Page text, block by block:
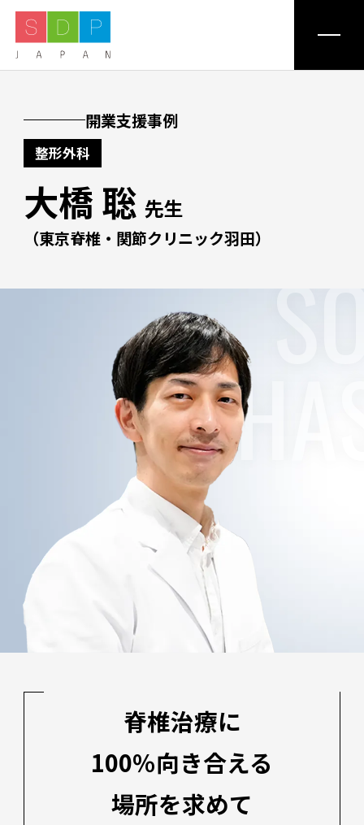
ミッション
事業紹介
トップメッセージ
経営陣・顧問
サステナビリティ
お問い合わせ
開業支援事例
整形外科
大橋 聡 先生
（東京脊椎・関節クリニック羽田）
脊椎治療に
100％向き合える
場所を求めて